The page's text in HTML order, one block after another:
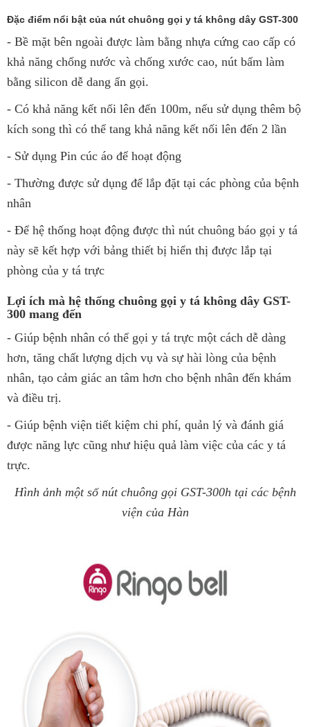
Đặc điểm nổi bật của nút chuông gọi y tá không dây GST-300
- Bề mặt bên ngoài được làm bằng nhựa cứng cao cấp có
khả năng chống nước và chống xước cao, nút bấm làm
bằng silicon dễ dang ấn gọi.
- Có khả năng kết nối lên đến 100m, nếu sử dụng thêm bộ
kích song thì có thể tang khả năng kết nối lên đến 2 lần
- Sử dụng Pin cúc áo để hoạt động
- Thường được sử dụng để lắp đặt tại các phòng của bệnh
nhân
- Để hệ thống hoạt động được thì nút chuông báo gọi y tá
này sẽ kết hợp với bảng thiết bị hiển thị được lắp tại
phòng của y tá trực
Lợi ích mà hệ thống chuông gọi y tá không dây GST-
300 mang đến
- Giúp bệnh nhân có thể gọi y tá trực một cách dễ dàng
hơn, tăng chất lượng dịch vụ và sự hài lòng của bệnh
nhân, tạo cảm giác an tâm hơn cho bệnh nhân đến khám
và điều trị.
- Giúp bệnh viện tiết kiệm chi phí, quản lý và đánh giá
được năng lực cũng như hiệu quả làm việc của các y tá
trực.
Hình ảnh một số nút chuông gọi GST-300h tại các bệnh
viện của Hàn